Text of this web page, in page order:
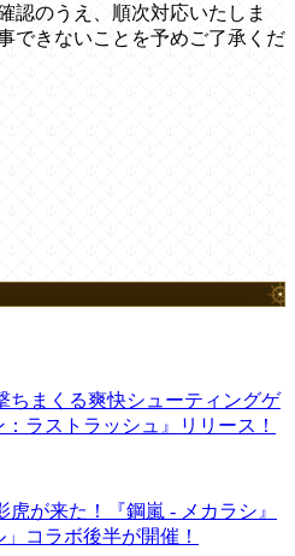
認のうえ、順次対応いたしま
できないことを予めご了承くだ
ちまくる爽快シューティングゲ
ラストラッシュ』リリース！
虎が来た！『鋼嵐 - メカラシ』
コラボ後半が開催！